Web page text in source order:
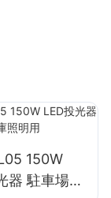
150W
器 駐車場・